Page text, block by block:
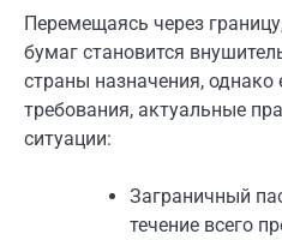
Перемещаясь через
бумаг становится
страны назначения, однако
требования, актуальные
ситуации:
Заграничный
течение всего